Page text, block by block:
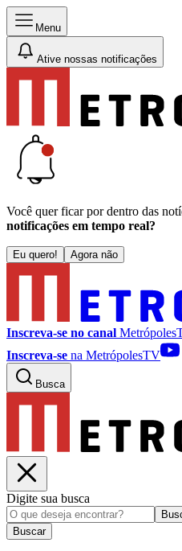
Menu
Ative nossas notificações
Você quer ficar por dentro das
notificações em tempo real?
Eu quero! Agora não
Inscreva-se no canal
Inscreva-se na MetrópolesTV
Busca
Digite sua busca
Buscar